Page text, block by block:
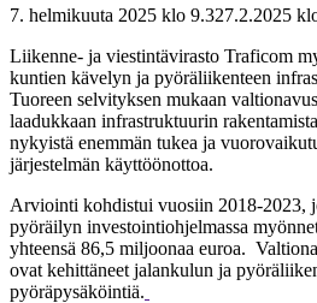
7. helmikuuta 2025 klo 9.327.2.2025
Liikenne- ja viestintävirasto Traficom
kuntien kävelyn ja pyöräliikenteen
Tuoreen selvityksen mukaan
laadukkaan infrastruktuurin
nykyistä enemmän tukea ja
järjestelmän käyttöönottoa.
Arviointi kohdistui vuosiin 2018-2023,
pyöräilyn investointiohjelmassa
yhteensä 86,5 miljoonaa euroa.
ovat kehittäneet jalankulun ja
pyöräpysäköintiä.